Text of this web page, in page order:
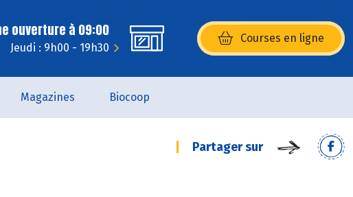
ouverture à 09:00
Jeudi : 9h00 - 19h30
Courses en ligne
(s’ouvre dans une nouvelle
Magazines Biocoop
Partager sur